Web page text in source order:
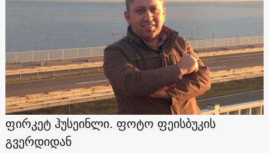
ფირკეტ ჰუსეინლი. ფოტო ფეისბუკის
გვერდიდან